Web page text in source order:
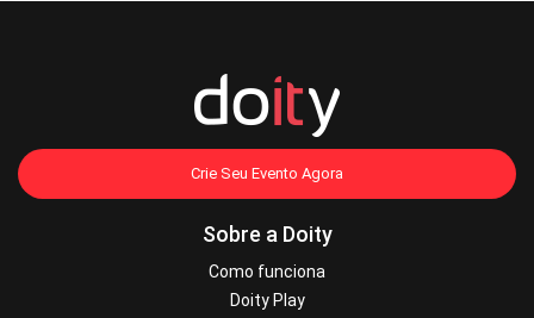
Crie Seu Evento Agora
Sobre a Doity
Como funciona
Doity Play